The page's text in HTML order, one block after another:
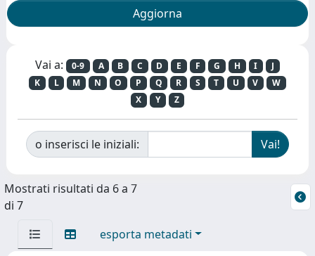
Vai a: 0-9 A B C D E F G H I
J
K
L M N O P Q R S T U V
W
X
Y Z
o inserisci le iniziali:
Mostrati risultati da 6 a 7
di 7
esporta metadati